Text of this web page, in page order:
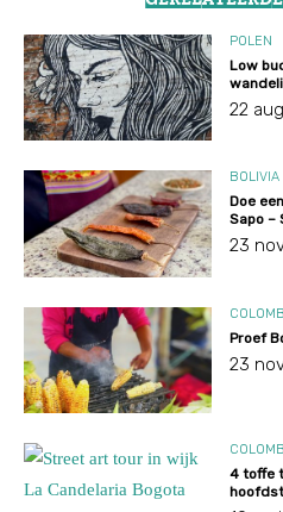
POLEN
Low
22
BOLIVIA
Doe
Sapo –
23
Proef
23
4 toffe